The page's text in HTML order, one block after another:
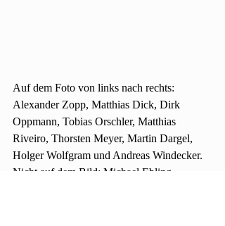
Auf dem Foto von links nach rechts:
Alexander Zopp, Matthias Dick, Dirk
Oppmann, Tobias Orschler, Matthias
Riveiro, Thorsten Meyer, Martin Dargel,
Holger Wolfgram und Andreas Windecker.
Nicht auf dem Bild: Michael Ebling